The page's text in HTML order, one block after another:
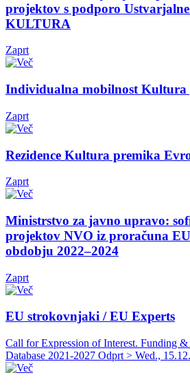
projektov s podporo
KULTURA
Zaprt
Individualna mobilnost Kultura
Zaprt
Rezidence Kultura premika
Zaprt
Ministrstvo za javno upravo:
projektov NVO iz proračuna
obdobju 2022–2024
Zaprt
EU strokovnjaki / EU Experts
Call for Expression of Interest. Funding &
Database 2021-2027 Odprt > Wed.,